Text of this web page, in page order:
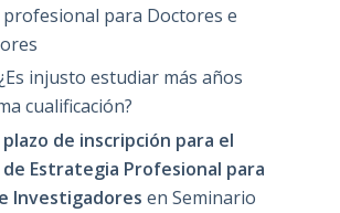
para Doctores e
injusto estudiar más años
cualificación?
de inscripción para el
de Estrategia Profesional para
Investigadores en Seminario